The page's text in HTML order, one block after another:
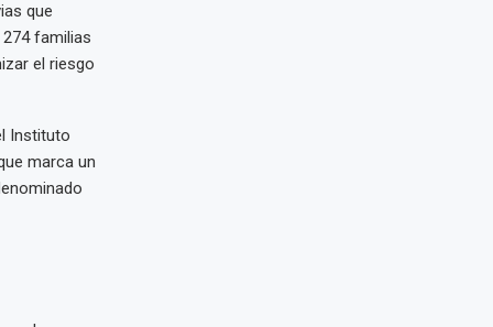
que
familias
el riesgo
Instituto
marca un